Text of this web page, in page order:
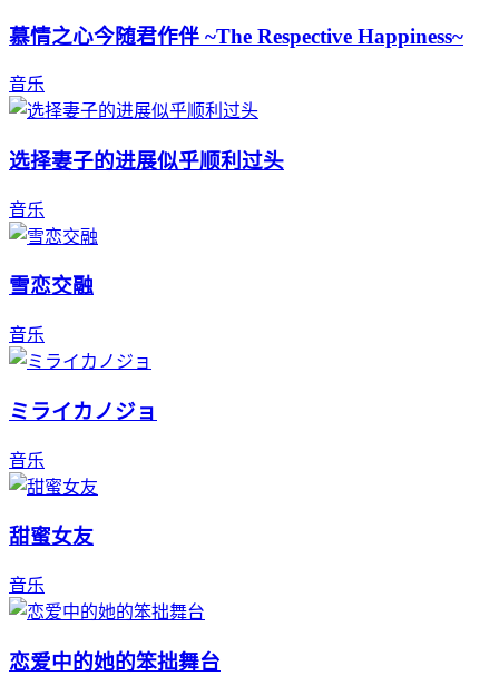
慕情之心今随君作伴 ~The Respective Happiness~
音乐
选择妻子的进展似乎顺利过头
音乐
雪恋交融
音乐
ミライカノジョ
音乐
甜蜜女友
音乐
恋爱中的她的笨拙舞台